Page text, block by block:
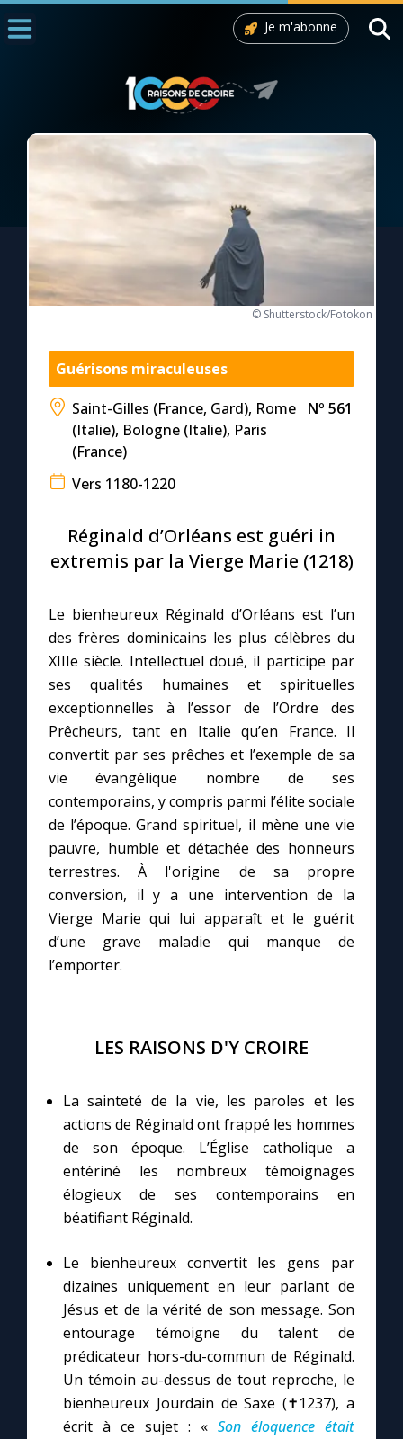
1000 Raisons de Croire
L'actualité de la semaine
La chaîne Youtube
La vidéo de la semaine
Le compte Tiktok
Le site internet
Prier au quotidien
Avec Thérèse de Lisieux
L'Évangile chaque jour
Les premiers samedis du mois
Marie qui défait les nœuds
Me consacrer à Jésus par Marie
Mes intentions de prière
Une Minute avec Marie
À la une
1000 Raisons de Croire
Chapelet pour le monde
Contact
Faire un don
Marie de Nazareth
Je m'abonne
© Shutterstock/Fotokon
Guérisons miraculeuses
Saint-Gilles (France, Gard), Rome
(Italie), Bologne (Italie), Paris
(France)
Nº 561
Vers 1180-1220
Réginald d’Orléans est guéri in
extremis par la Vierge Marie (1218)
Le bienheureux Réginald d’Orléans est l’un
des frères dominicains les plus célèbres du
XIIIe siècle. Intellectuel doué, il participe par
ses qualités humaines et spirituelles
exceptionnelles à l’essor de l’Ordre des
Prêcheurs, tant en Italie qu’en France. Il
convertit par ses prêches et l’exemple de sa
vie évangélique nombre de ses
contemporains, y compris parmi l’élite sociale
de l’époque. Grand spirituel, il mène une vie
pauvre, humble et détachée des honneurs
terrestres. À l'origine de sa propre
conversion, il y a une intervention de la
Vierge Marie qui lui apparaît et le guérit
d’une grave maladie qui manque de
l’emporter.
LES RAISONS D'Y CROIRE
La sainteté de la vie, les paroles et les
actions de Réginald ont frappé les hommes
de son époque. L’Église catholique a
entériné les nombreux témoignages
élogieux de ses contemporains en
béatifiant Réginald.
Le bienheureux convertit les gens par
dizaines uniquement en leur parlant de
Jésus et de la vérité de son message. Son
entourage témoigne du talent de
prédicateur hors-du-commun de Réginald.
Un témoin au-dessus de tout reproche, le
bienheureux Jourdain de Saxe (✝1237), a
écrit à ce sujet : « Son éloquence était